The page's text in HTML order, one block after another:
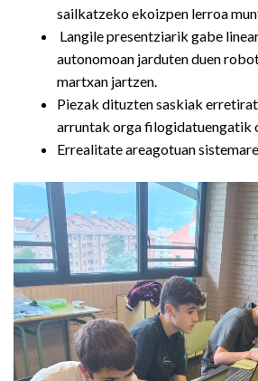
sailkatzeko ekoizpen lerroa
Langile presentziarik gabe
autonomoan jarduten duen
martxan jartzen.
Piezak dituzten saskiak
arruntak orga filogidatuengatik
Errealitate areagotuan